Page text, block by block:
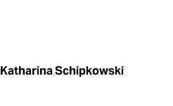
Katharina Schipkowski